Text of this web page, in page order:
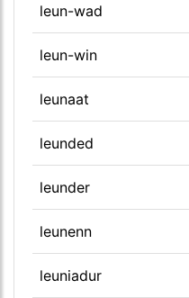
leun-wad
leun-win
leunaat
leunded
leunder
leunenn
leuniadur